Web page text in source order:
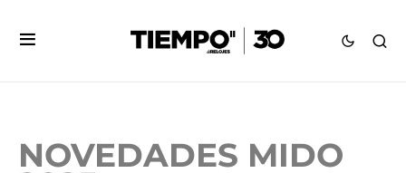
NOVEDADES MIDO